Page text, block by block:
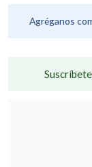
Agréganos